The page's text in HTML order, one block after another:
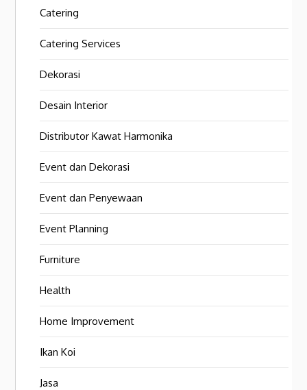
Catering
Catering Services
Dekorasi
Desain Interior
Distributor Kawat Harmonika
Event dan Dekorasi
Event dan Penyewaan
Event Planning
Furniture
Health
Home Improvement
Ikan Koi
Jasa